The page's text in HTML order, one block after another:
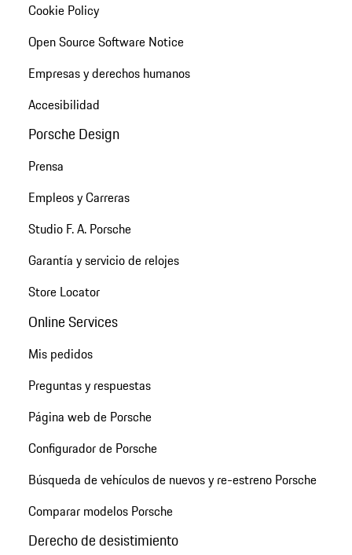
Cookie Policy
Open Source Software Notice
Empresas y derechos humanos
Accesibilidad
Porsche Design
Prensa
Empleos y Carreras
Studio F. A. Porsche
Garantía y servicio de relojes
Store Locator
Online Services
Mis pedidos
Preguntas y respuestas
Página web de Porsche
Configurador de Porsche
Búsqueda de vehículos de nuevos y re-estreno Porsche
Comparar modelos Porsche
Derecho de desistimiento